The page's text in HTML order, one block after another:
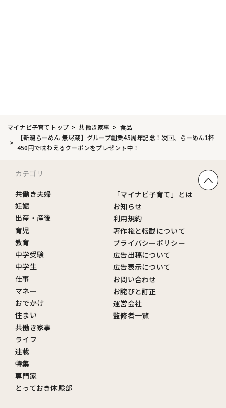
マイナビ子育てトップ 共働き家事
食品
【新潟らーめん 無尽蔵】グループ創業45周年記念！次回、らーめん1杯
450円で味わえるクーポンをプレゼント中！
カテゴリ
共働き夫婦
妊娠
出産・産後
育児
教育
中学受験
中学生
仕事
マネー
おでかけ
住まい
共働き家事
ライフ
連載
特集
専門家
とっておき体験部
「マイナビ子育て」とは
お知らせ
利用規約
著作権と転載について
プライバシーポリシー
広告出稿について
広告表示について
お問い合わせ
お詫びと訂正
運営会社
監修者一覧